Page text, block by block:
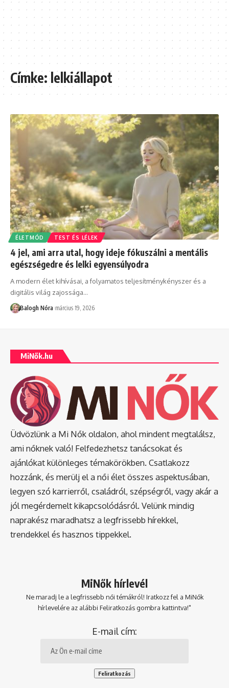
Címke:lelkiállapot
ÉLETMÓD TEST ÉS LÉLEK
4 jel, ami arra utal, hogy ideje fókuszálni a mentális
egészségedre és lelki egyensúlyodra
A modern élet kihívásai, a folyamatos teljesítménykényszer és a
digitális világ zajossága…
Balogh Nóra március 19, 2026
MiNők.hu
Üdvözlünk a Mi Nők oldalon, ahol mindent megtalálsz,
ami nőknek való! Felfedezhetsz tanácsokat és
ajánlókat különleges témakörökben. Csatlakozz
hozzánk, és merülj el a női élet összes aspektusában,
legyen szó karrierről, családról, szépségről, vagy akár a
jól megérdemelt kikapcsolódásról. Velünk mindig
naprakész maradhatsz a legfrissebb hírekkel,
trendekkel és hasznos tippekkel.
MiNők hírlevél
Ne maradj le a legfrissebb női témákról! Iratkozz fel a MiNők
hírlevelére az alábbi Feliratkozás gombra kattintva!"
E-mail cím: